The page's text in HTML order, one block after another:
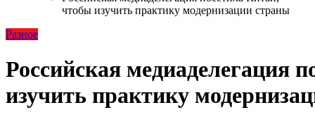
чтобы изучить практику модернизации страны
Разное
Российская медиаделегация
изучить практику